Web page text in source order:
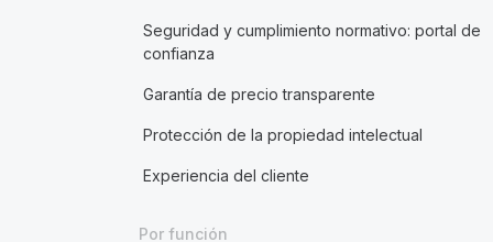
Seguridad y cumplimiento normativo: portal de
confianza
Garantía de precio transparente
Protección de la propiedad intelectual
Experiencia del cliente
Por función